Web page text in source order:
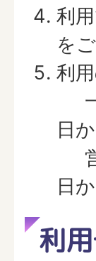
利
を
利
一
日
営
日
利